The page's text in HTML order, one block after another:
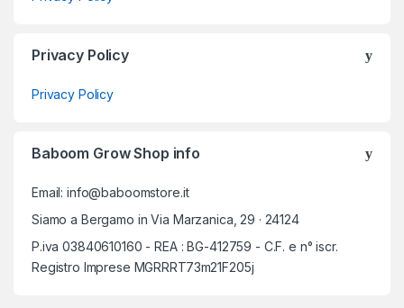
Privacy Policy
Privacy Policy
Baboom Grow Shop info
Email: info@baboomstore.it
Siamo a Bergamo in Via Marzanica, 29 · 24124
P.iva 03840610160 - REA : BG-412759 - C.F. e n° iscr.
Registro Imprese MGRRRT73m21F205j